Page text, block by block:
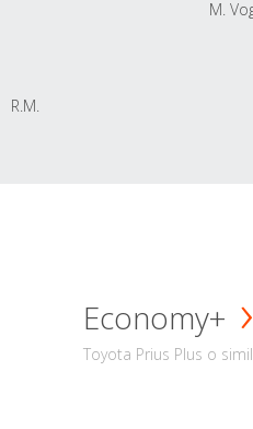
R.M.
M.
Economy+
Toyota Prius Plus o